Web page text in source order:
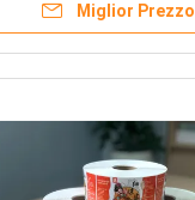
Miglior Prezzo